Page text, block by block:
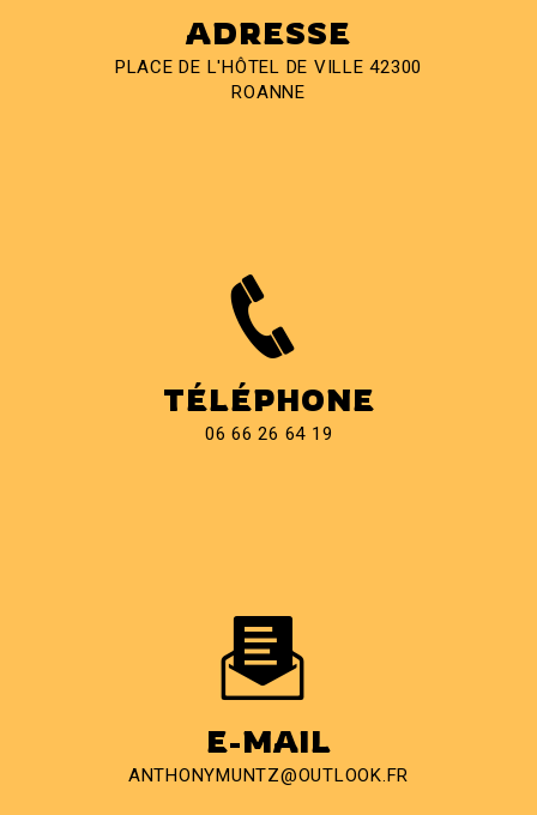
ADRESSE
PLACE DE L'HÔTEL DE VILLE 42300
ROANNE
TÉLÉPHONE
06 66 26 64 19
E-MAIL
ANTHONYMUNTZ@OUTLOOK.FR